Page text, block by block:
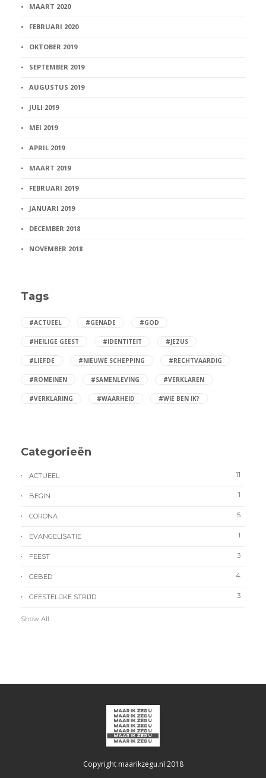
MAART 2020
FEBRUARI 2020
OKTOBER 2019
SEPTEMBER 2019
AUGUSTUS 2019
JULI 2019
MEI 2019
APRIL 2019
MAART 2019
FEBRUARI 2019
JANUARI 2019
DECEMBER 2018
NOVEMBER 2018
Tags
#ACTUEEL #GENADE #GOD
#HEILIGE GEEST #IDENTITEIT #JEZUS
#LIEFDE #NIEUWE SCHEPPING #RECHTVAARDIG
#ROMEINEN #SAMENLEVING #VERKLAREN
#VERKLARING #WAARHEID #WIE BEN IK?
Categorieën
ACTUEEL 11
BEGIN 1
CORONA 5
EVANGELISATIE 1
FEEST 3
GEBED 4
GEESTELIJKE STRIJD 3
Show All
Copyright maarikzegu.nl 2018